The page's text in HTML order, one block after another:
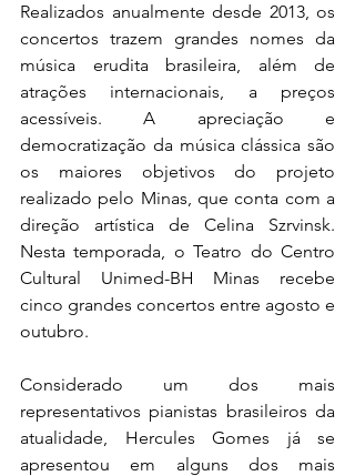
Realizados anualmente desde 2013, os
concertos trazem grandes nomes da
música erudita brasileira, além de
atrações internacionais, a preços
acessíveis. A apreciação e
democratização da música clássica são
os maiores objetivos do projeto
realizado pelo Minas, que conta com a
direção artística de Celina Szrvinsk.
Nesta temporada, o Teatro do Centro
Cultural Unimed-BH Minas recebe
cinco grandes concertos entre agosto e
outubro.
Considerado um dos mais
representativos pianistas brasileiros da
atualidade, Hercules Gomes já se
apresentou em alguns dos mais